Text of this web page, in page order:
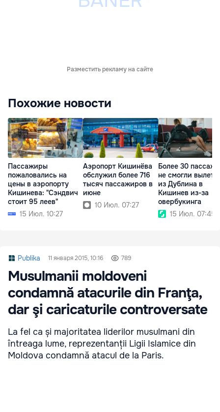
Разместить рекламу на сайте
Похожие новости
Пассажиры
пожаловались на
цены в аэропорту
Кишинева: "Сэндвич
стоит 95 леев"
15 Июл. 10:27
Аэропорт Кишинёва
обслужил более 716
тысяч пассажиров в
июне
10 Июл. 07:27
Более 30
не смогли
из Дублина в
Кишинев из-за
овербукинга
15 Июл. 07:45
Publika 11 января 2015, 10:16 789
Musulmanii moldoveni
condamnă atacurile din Franţa,
dar şi caricaturile controversate
La fel ca și majoritatea liderilor musulmani din
întreaga lume, reprezentanții Ligii Islamice din
Moldova condamnă atacul de la Paris.